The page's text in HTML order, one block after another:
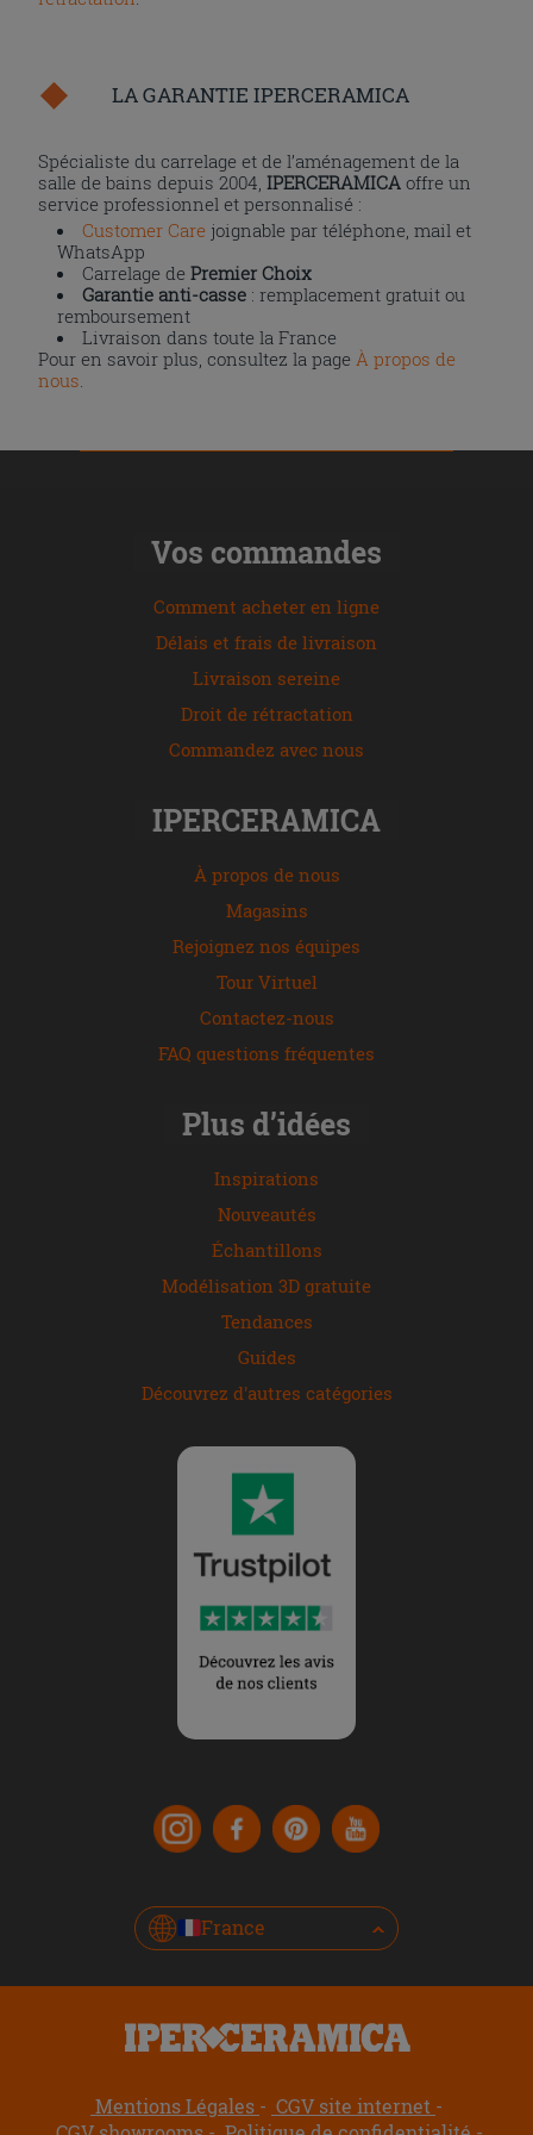
LA GARANTIE IPERCERAMICA
Spécialiste du carrelage et de l’aménagement de la
salle de bains depuis 2004,IPERCERAMICA offre un
service professionnel et personnalisé :
Customer Care joignable par téléphone, mail et
WhatsApp
Carrelage dePremier Choix
Garantie anti-casse : remplacement gratuit ou
remboursement
Livraison dans toute la France
Pour en savoir plus, consultez la page À propos de
nous
Vos commandes
Comment acheter en ligne
Délais et frais de livraison
Livraison sereine
Droit de rétractation
Commandez avec nous
IPERCERAMICA
À propos de nous
Magasins
Rejoignez nos équipes
Tour Virtuel
Contactez-nous
FAQ questions fréquentes
Plus d’idées
Inspirations
Nouveautés
Échantillons
Modélisation 3D gratuite
Tendances
Guides
Découvrez d'autres catégories
France
Mentions Légales
CGV site internet